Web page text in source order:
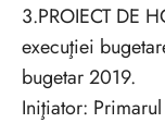
3.PROIECT DE
execuţiei
bugetar 2019.
Iniţiator: